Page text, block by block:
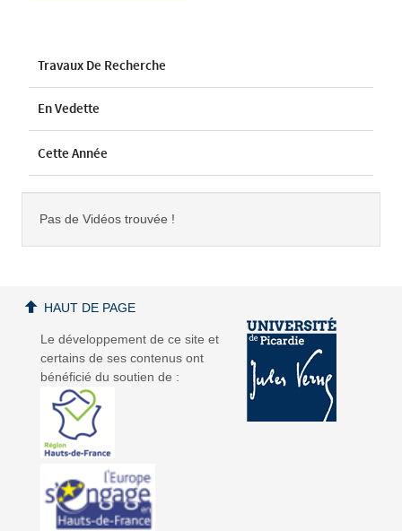
Travaux De Recherche
En Vedette
Cette Année
Pas de Vidéos trouvée !
Le développement de ce site et
certains de ses contenus ont
bénéficié du soutien de :
HAUT DE PAGE